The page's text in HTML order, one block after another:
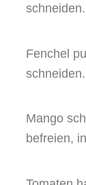
Fenchel
schneiden.
Mango
befreien,